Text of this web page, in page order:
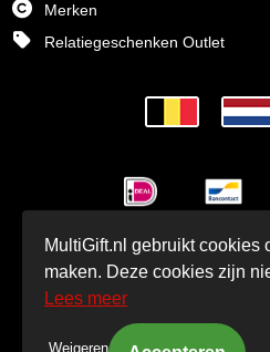
Merken
Relatiegeschenken Outlet
© MultiGift
MultiGift.nl gebruikt cookies
maken. Deze cookies zijn
Lees meer
Weigeren